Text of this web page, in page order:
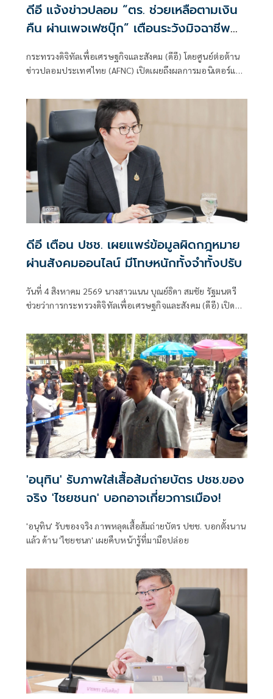
ดีอี แจ้งข่าวปลอม “ตร. ช่วยเหลือตามเงิน
คืน ผ่านเพจเฟซบุ๊ก” เตือนระวังมิจฉาชีพ
หลอก สูญเงิน - ข้อมูลส่วนบุคคล
กระทรวงดิจิทัลเพื่อเศรษฐกิจและสังคม (ดีอี) โดยศูนย์ต่อต้าน
ข่าวปลอมประเทศไทย (AFNC) เปิดเผยถึงผลการมอนิเตอร์และ
ดีอี เตือน ปชช. เผยแพร่ข้อมูลผิดกฎหมาย
ผ่านสังคมออนไลน์ มีโทษหนักทั้งจำทั้งปรับ
วันที่ 4 สิงหาคม 2569 นางสาวแนน บุณย์ธิดา สมชัย รัฐมนตรี
ช่วยว่าการกระทรวงดิจิทัลเพื่อเศรษฐกิจและสังคม (ดีอี) เปิด
ดิจิทัลเพื่อเศรษฐกิจและสังคม (ดีอี)
'อนุทิน' รับภาพใส่เสื้อส้มถ่ายบัตร ปชช.ของ
จริง 'ไชยชนก' บอกอาจเกี่ยวการเมือง!
'อนุทิน' รับของจริง ภาพหลุดเสื้อส้มถ่ายบัตร ปชช. บอกตั้งนาน
แล้ว ด้าน 'ไชยชนก' เผยคืบหน้ารู้ที่มามือปล่อย